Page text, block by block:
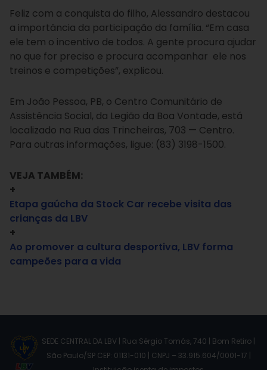
Feliz com a conquista do filho, Alessandro destacou
a importância da participação da família. “Em casa
ele tem o incentivo de todos. A gente procura ajudar
no que for preciso e procura acompanhar ele nos
treinos e competições”, explicou.
Em João Pessoa, PB, o Centro Comunitário de
Assistência Social, da Legião da Boa Vontade, está
localizado na Rua das Trincheiras, 703 — Centro.
Para outras informações, ligue: (83) 3198-1500.
VEJA TAMBÉM:
+
Etapa gaúcha da Stock Car recebe visita das
crianças da LBV
+
Ao promover a cultura desportiva, LBV forma
campeões para a vida
SEDE CENTRAL DA LBV | Rua Sérgio Tomás, 740 | Bom Retiro |
São Paulo/SP CEP: 01131-010 | CNPJ – 33.915.604/0001-17 |